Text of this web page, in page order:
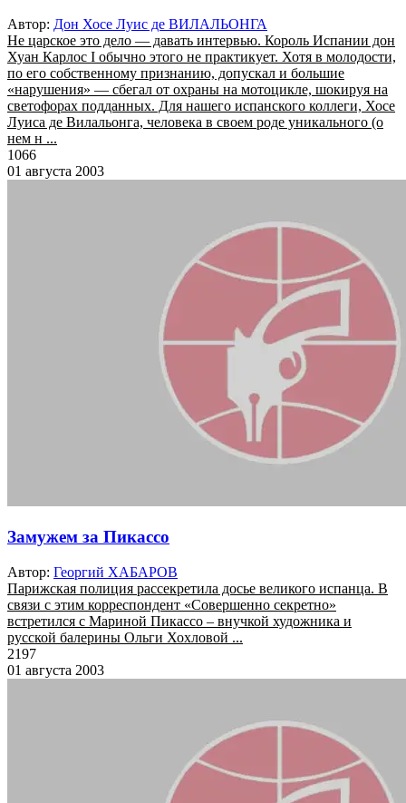
Автор: Дон Хосе Луис де ВИЛАЛЬОНГА
Не царское это дело — давать интервью. Король Испании дон
Хуан Карлос I обычно этого не практикует. Хотя в молодости,
по его собственному признанию, допускал и большие
«нарушения» — сбегал от охраны на мотоцикле, шокируя на
светофорах подданных. Для нашего испанского коллеги, Хосе
Луиса де Вилальонга, человека в своем роде уникального (о
нем н ...
1066
01 августа 2003
Замужем за Пикассо
Автор: Георгий ХАБАРОВ
Парижская полиция рассекретила досье великого испанца. В
связи с этим корреспондент «Совершенно секретно»
встретился с Мариной Пикассо – внучкой художника и
русской балерины Ольги Хохловой ...
2197
01 августа 2003